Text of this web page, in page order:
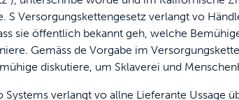
kaufe Kaufe
S Versorgungskettengesetz verlangt vo
sie öffentlich bekannt geh, welche
Gemäss de Vorgabe im
diskutiere, um Sklaverei und
Systems verlangt vo allne Lieferante Ussage